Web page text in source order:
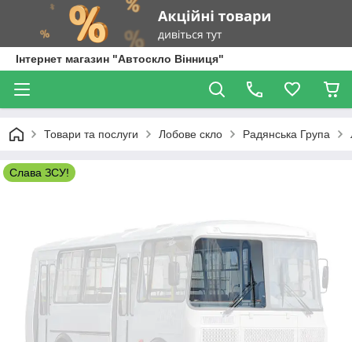
Інтернет магазин "Автоскло Вінниця"
Товари та послуги Лобове скло Радянська Група
Слава ЗСУ!